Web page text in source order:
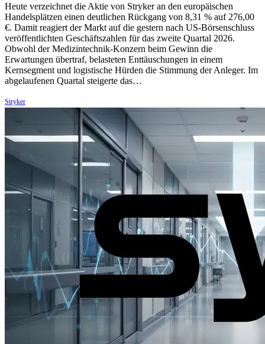
Heute verzeichnet die Aktie von Stryker an den europäischen
Handelsplätzen einen deutlichen Rückgang von 8,31 % auf 276,00
€. Damit reagiert der Markt auf die gestern nach US-Börsenschluss
veröffentlichten Geschäftszahlen für das zweite Quartal 2026.
Obwohl der Medizintechnik-Konzern beim Gewinn die
Erwartungen übertraf, belasteten Enttäuschungen in einem
Kernsegment und logistische Hürden die Stimmung der Anleger. Im
abgelaufenen Quartal steigerte das…
Stryker